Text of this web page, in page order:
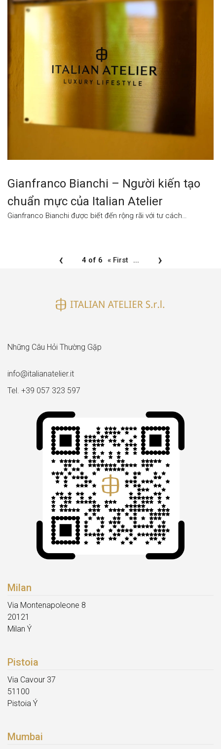
Gianfranco Bianchi – Người kiến tạo
chuẩn mực của Italian Atelier
Gianfranco Bianchi được biết đến rộng rãi với tư cách…
4 of 6 « First
‹ ... ›
Những Câu Hỏi Thường Gặp
info@italianatelier.it
Tel. +39 057 323 597
Milan
Via Montenapoleone 8
20121
Milan Ý
Pistoia
Via Cavour 37
51100
Pistoia Ý
Mumbai